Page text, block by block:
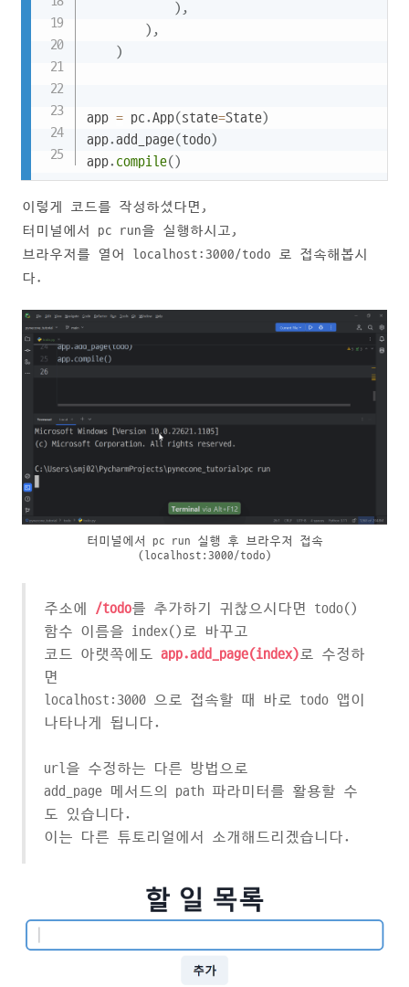
) ,
) ,
)
app = pc.App(state=State)
app.add_page(todo)
app. compile()
이렇게 코드를 작성하셨다면,
터미널에서 pc run을 실행하시고,
브라우저를 열어 localhost:3000/todo 로 접속해봅시
다.
터미널에서 pc run 실행 후 브라우저 접속
(localhost:3000/todo)
주소에 /todo를 추가하기 귀찮으시다면 todo()
함수 이름을 index()로 바꾸고
코드 아랫쪽에도 app.add_page(index)로 수정하
면
localhost:3000 으로 접속할 때 바로 todo 앱이
나타나게 됩니다.
url을 수정하는 다른 방법으로
add_page 메서드의 path 파라미터를 활용할 수
도 있습니다.
이는 다른 튜토리얼에서 소개해드리겠습니다.